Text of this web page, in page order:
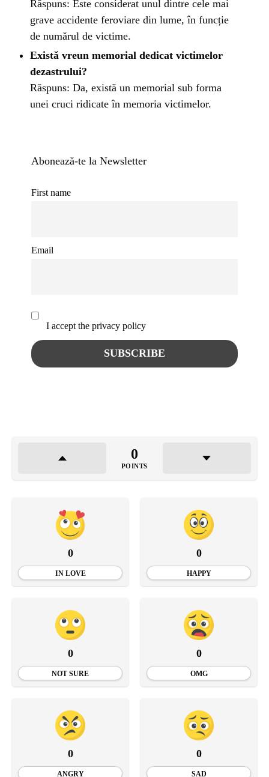
Răspuns: Este considerat unul dintre cele mai
grave accidente feroviare din lume, în funcție
de numărul de victime.
Există vreun memorial dedicat victimelor
dezastrului?
Răspuns: Da, există un memorial sub forma
unei cruci ridicate în memoria victimelor.
Abonează-te la Newsletter
First name
Email
I accept the privacy policy
0
POINTS
0
IN LOVE
0
HAPPY
0
NOT SURE
0
OMG
0
ANGRY
0
SAD